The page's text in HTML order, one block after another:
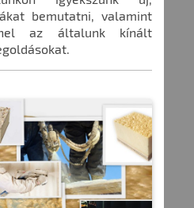
bemutatni, valamint
az általunk kínált